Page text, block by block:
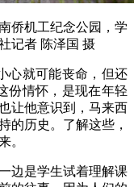
机工纪念公园，学
记者 陈泽国 摄
就可能丧命，但还
份情怀，是现在年轻
让他意识到，马来西
的历史。了解这些，
。
是学生试着理解课